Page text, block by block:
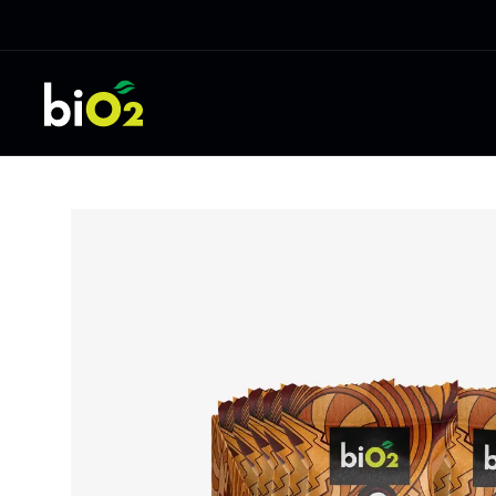
Suplementos
Proteinas
Pré-treino
Outros